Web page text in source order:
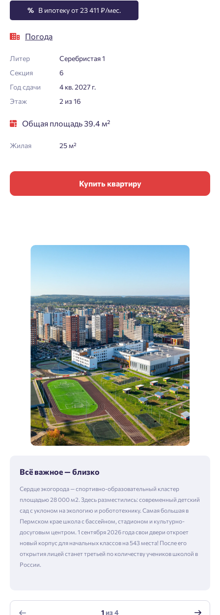
% В ипотеку от 23 411 ₽/мес.
Погода
Литер
Серебристая 1
Секция
6
Год сдачи
4 кв. 2027 г.
Этаж
2 из 16
Общая площадь 39.4 м²
Жилая 25 м²
Купить квартиру
Всё важное — близко
Сердце экогорода — спортивно-образовательный кластер
площадью 28 000 м2. Здесь разместились: современный детский
сад с уклоном на экологию и робототехнику. Самая большая в
Пермском крае школа с бассейном, стадионом и культурно-
досуговым центром. 1 сентября 2026 года свои двери откроет
новый корпус для начальных классов на 543 места! После его
открытия лицей станет третьей по количеству учеников школой в
России.
1из4